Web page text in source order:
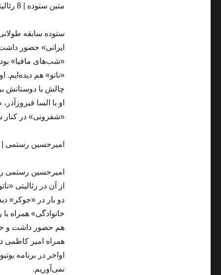
متین ستوده | 8 رئالیتی‌شو
ستوده سابقه
ایرانی» حضور
«شب‌های مافیا» بود
چالش با دوستانش
او با السا
«شفرونی» در
امیرحسین رستمی | 8 رئالیتی‌شو
از آن در رئالیتی
خانوادگی» همراه
هم حضور داشت و
همراه امیر کاظمی
اواخر در برنامه
نمی‌آوریم.